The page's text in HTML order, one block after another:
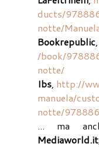
ducts/
notte/
Bookrepublic,
/book/
notte/
Ibs, http://
manuela/
notte/
... ma
Mediaworld.it